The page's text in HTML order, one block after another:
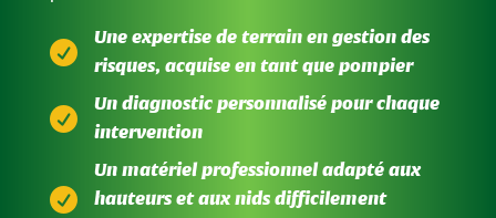

Une expertise de terrain en gestion des
risques, acquise en tant que pompier

Un diagnostic personnalisé pour chaque
intervention

Un matériel professionnel adapté aux
hauteurs et aux nids difficilement